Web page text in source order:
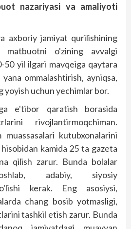
nazariyasi va amaliyoti
axboriy jamiyat qurilishining
matbuotni o'zining avvalgi
50 yil ilgari mavqeiga qaytara
ommalashtirish, ayniqsa,
yoyish uchun yechimlar bor.
e'tibor qaratish borasida
rivojlantirmoqchiman.
muassasalari kutubxonalarini
kamida 25 ta gazeta
qilish zarur. Bunda bolalar
adabiy, siyosiy
kerak. Eng asosiysi,
chang bosib yotmasligi,
tashkil etish zarur. Bunda